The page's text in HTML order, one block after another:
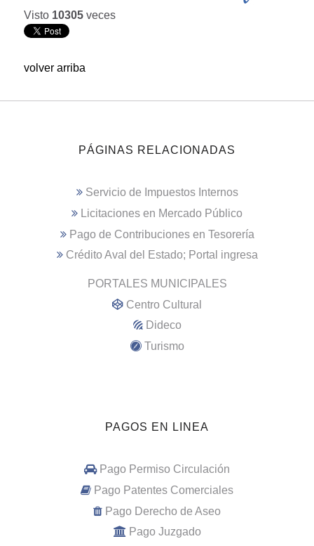
Visto 10305 veces
volver arriba
PÁGINAS RELACIONADAS
Servicio de Impuestos Internos
Licitaciones en Mercado Público
Pago de Contribuciones en Tesorería
Crédito Aval del Estado; Portal ingresa
PORTALES MUNICIPALES
Centro Cultural
Dideco
Turismo
PAGOS EN LINEA
Pago Permiso Circulación
Pago Patentes Comerciales
Pago Derecho de Aseo
Pago Juzgado